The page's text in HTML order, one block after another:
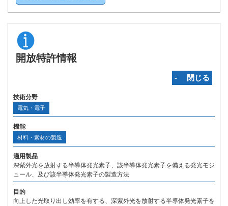
開放特許情報
‐ 閉じる
技術分野
電気・電子
機能
材料・素材の製造
適用製品
深紫外光を放射する半導体発光素子、該半導体発光素子を備える発光モジ
ュール、及び該半導体発光素子の製造方法
目的
向上した光取り出し効率を有する、深紫外光を放射する半導体発光素子を